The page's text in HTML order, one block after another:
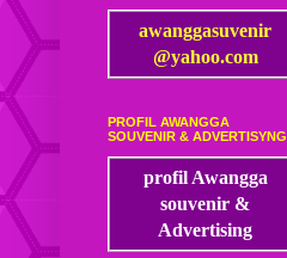
awanggasuvenir
@yahoo.com
PROFIL AWANGGA
SOUVENIR & ADVERTISYNG
profil Awangga
souvenir &
Advertising